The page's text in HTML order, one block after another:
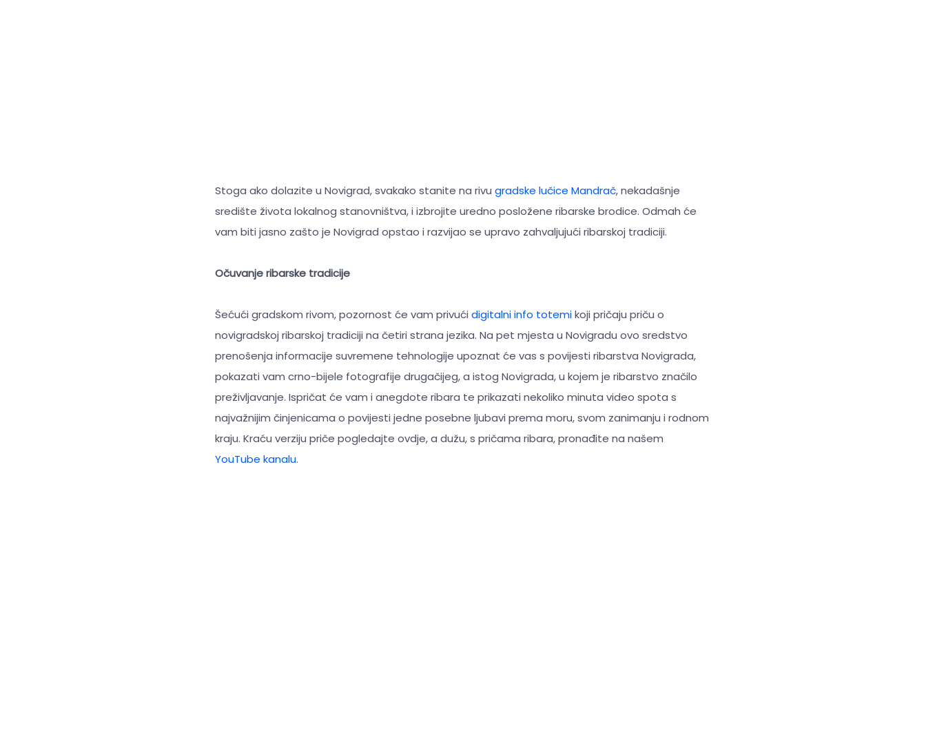
Stoga ako dolazite u Novigrad, svakako stanite na rivu gradske lučice Mandrač, nekadašnje
središte života lokalnog stanovništva, i izbrojite uredno posložene ribarske brodice. Odmah će
vam biti jasno zašto je Novigrad opstao i razvijao se upravo zahvaljujući ribarskoj tradiciji.
Očuvanje ribarske tradicije
Šećući gradskom rivom, pozornost će vam privući digitalni info totemikoji pričaju priču o
novigradskoj ribarskoj tradiciji na četiri strana jezika. Na pet mjesta u Novigradu ovo sredstvo
prenošenja informacije suvremene tehnologije upoznat će vas s povijesti ribarstva Novigrada,
pokazati vam crno-bijele fotografije drugačijeg, a istog Novigrada, u kojem je ribarstvo značilo
preživljavanje. Ispričat će vam i anegdote ribara te prikazati nekoliko minuta video spota s
najvažnijim činjenicama o povijesti jedne posebne ljubavi prema moru, svom zanimanju i rodnom
kraju. Kraću verziju priče pogledajte ovdje, a dužu, s pričama ribara, pronađite na našem
YouTube kanalu.